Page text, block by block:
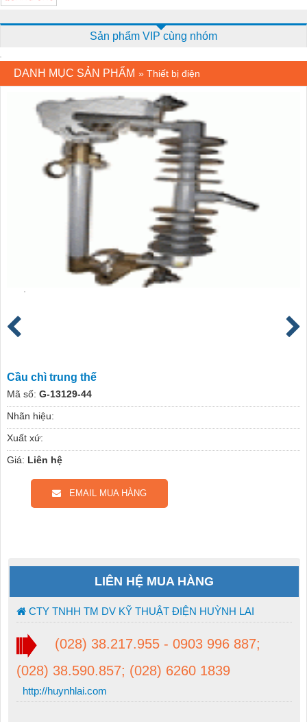
Sản phẩm VIP cùng nhóm
DANH MỤC SẢN PHẨM » Thiết bị điện
Cầu chì trung thế
Mã số: G-13129-44
Nhãn hiệu:
Xuất xứ:
Giá: Liên hệ
EMAIL MUA HÀNG
LIÊN HỆ MUA HÀNG
CTY TNHH TM DV KỸ THUẬT ĐIỆN HUỲNH LAI
(028) 38.217.955 - 0903 996 887;
(028) 38.590.857; (028) 6260 1839
http://huynhlai.com